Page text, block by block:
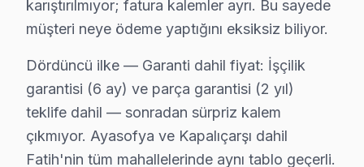
Fatih Yakın İlçelerde Arçelik Servisi
· Arnavutköy Arçelik
· Avcılar Arçelik
· Bağcılar Arçelik
· Bahçelievler Arçelik
karıştırılmıyor; fatura kalemler ayrı. Bu sayede
müşteri neye ödeme yaptığını eksiksiz biliyor.
Dördüncü ilke — Garanti dahil fiyat: İşçilik
garantisi (6 ay) ve parça garantisi (2 yıl)
teklife dahil — sonradan sürpriz kalem
çıkmıyor. Ayasofya ve Kapalıçarşı dahil
Fatih'nin tüm mahallelerinde aynı tablo geçerli.